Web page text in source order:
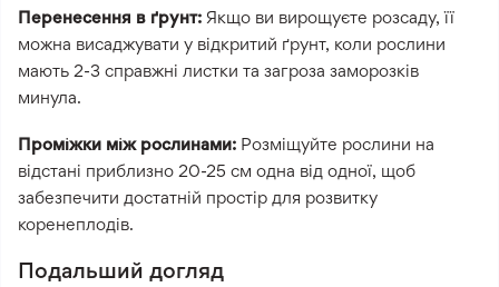
Перенесення в ґрунт: Якщо ви вирощуєте розсаду, її
можна висаджувати у відкритий ґрунт, коли рослини
мають 2-3 справжні листки та загроза заморозків
минула.
Проміжки між рослинами: Розміщуйте рослини на
відстані приблизно 20-25 см одна від одної, щоб
забезпечити достатній простір для розвитку
коренеплодів.
Подальший догляд